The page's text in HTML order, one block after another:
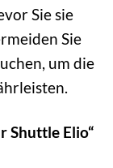
Sie sie
Sie
um die
Shuttle Elio“